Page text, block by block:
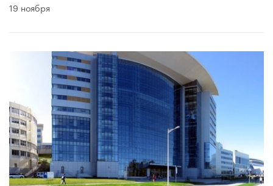
19 ноября